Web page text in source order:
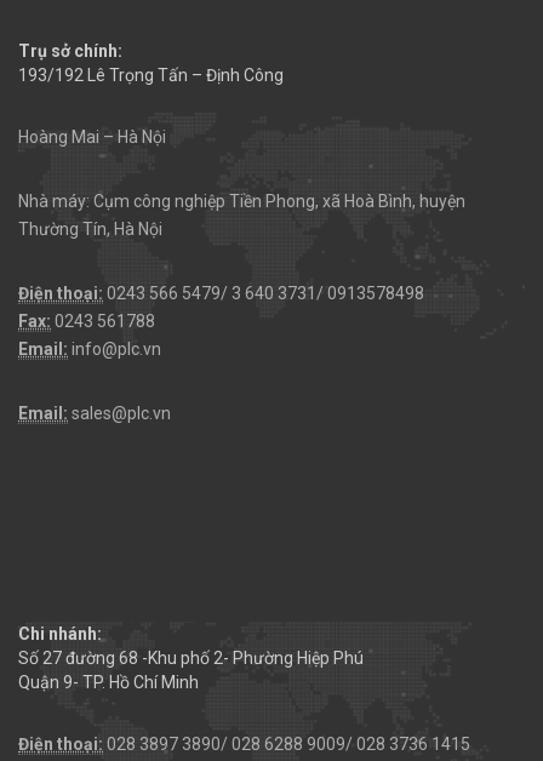
Trụ sở chính:
193/192 Lê Trọng Tấn – Định Công
Hoàng Mai – Hà Nội
Nhà máy: Cụm công nghiệp Tiền Phong, xã Hoà Bình, huyện
Thường Tín, Hà Nội
Điện thoại: 0243 566 5479/ 3 640 3731/ 0913578498
Fax: 0243 561788
Email: info@plc.vn
Email: sales@plc.vn
Chi nhánh:
Số 27 đường 68 -Khu phố 2- Phường Hiệp Phú
Quận 9- TP. Hồ Chí Minh
Điện thoại: 028 3897 3890/ 028 6288 9009/ 028 3736 1415